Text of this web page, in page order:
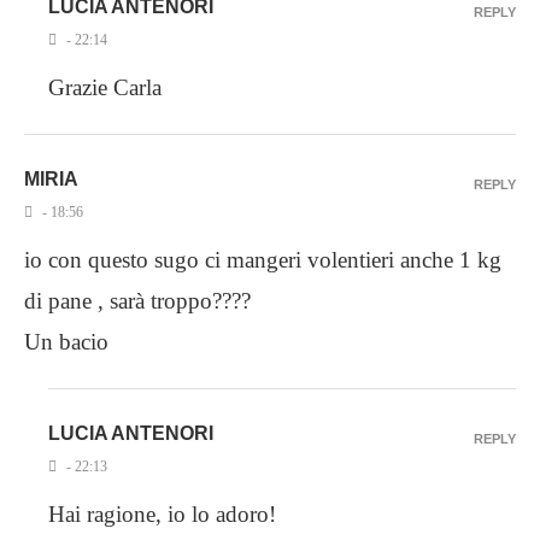
LUCIA ANTENORI
- 22:14
Grazie Carla
REPLY
MIRIA
- 18:56
io con questo sugo ci mangeri volentieri anche 1 kg
di pane , sarà troppo????
Un bacio
REPLY
LUCIA ANTENORI
- 22:13
Hai ragione, io lo adoro!
REPLY